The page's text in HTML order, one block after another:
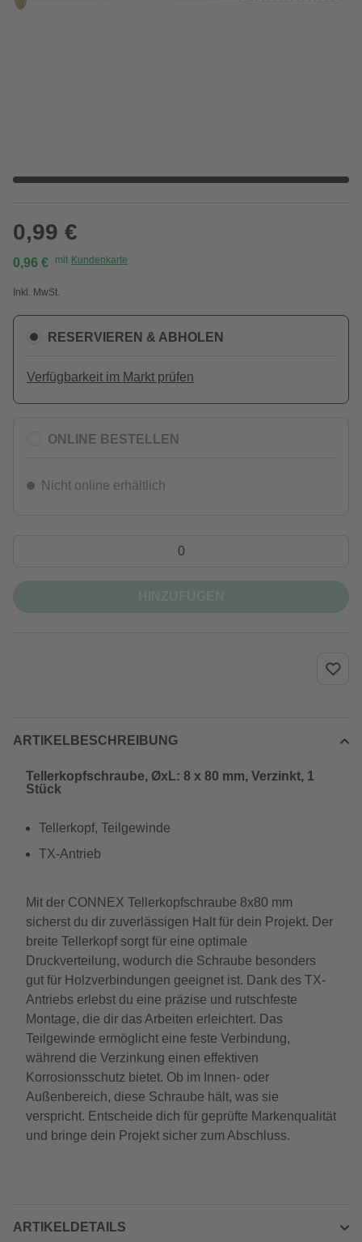
0,99 €
0,96 € mit Kundenkarte
Inkl. MwSt.
RESERVIEREN & ABHOLEN
Verfügbarkeit im Markt prüfen
ONLINE BESTELLEN
Nicht online erhältlich
ARTIKELBESCHREIBUNG
Tellerkopfschraube, ØxL: 8 x 80 mm, Verzinkt, 1
Stück
Tellerkopf, Teilgewinde
TX-Antrieb
Mit der CONNEX Tellerkopfschraube 8x80 mm
sicherst du dir zuverlässigen Halt für dein Projekt. Der
breite Tellerkopf sorgt für eine optimale
Druckverteilung, wodurch die Schraube besonders
gut für Holzverbindungen geeignet ist. Dank des TX-
Antriebs erlebst du eine präzise und rutschfeste
Montage, die dir das Arbeiten erleichtert. Das
Teilgewinde ermöglicht eine feste Verbindung,
während die Verzinkung einen effektiven
Korrosionsschutz bietet. Ob im Innen- oder
Außenbereich, diese Schraube hält, was sie
verspricht. Entscheide dich für geprüfte Markenqualität
und bringe dein Projekt sicher zum Abschluss.
ARTIKELDETAILS